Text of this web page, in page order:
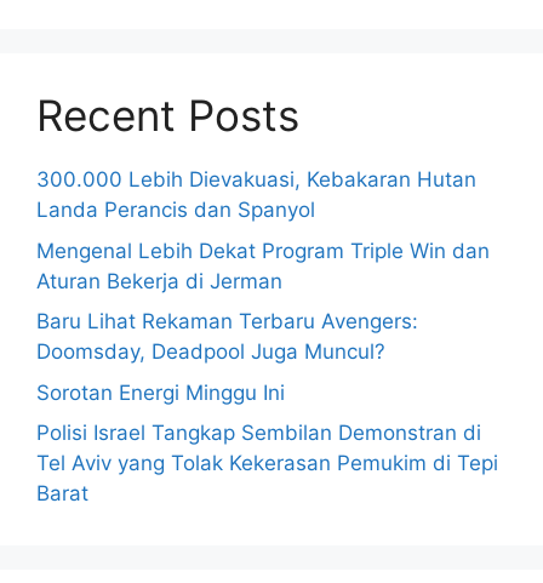
Recent Posts
300.000 Lebih Dievakuasi, Kebakaran Hutan
Landa Perancis dan Spanyol
Mengenal Lebih Dekat Program Triple Win dan
Aturan Bekerja di Jerman
Baru Lihat Rekaman Terbaru Avengers:
Doomsday, Deadpool Juga Muncul?
Sorotan Energi Minggu Ini
Polisi Israel Tangkap Sembilan Demonstran di
Tel Aviv yang Tolak Kekerasan Pemukim di Tepi
Barat